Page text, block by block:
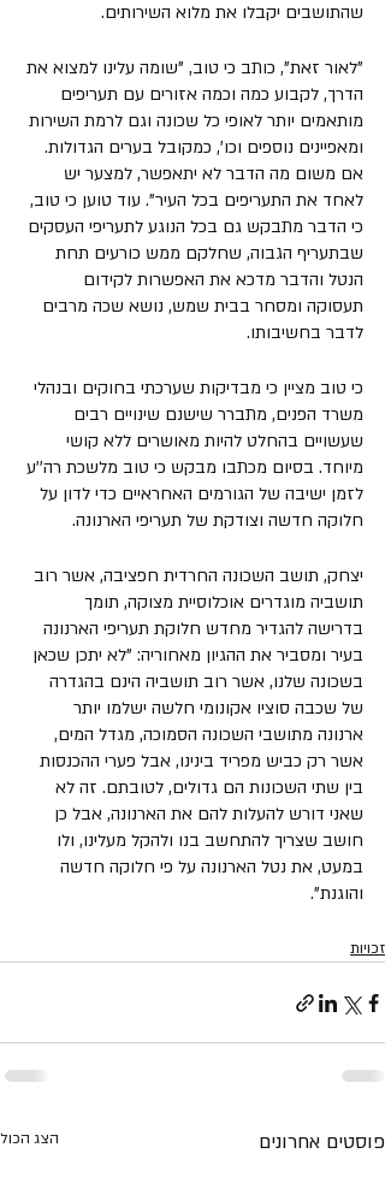
שהתושבים יקבלו את מלוא השירותים.
"לאור זאת", כותב כי טוב, "שומה עלינו למצוא את
הדרך, לקבוע כמה וכמה אזורים עם תעריפים
מותאמים יותר לאופי כל שכונה וגם לרמת השירות
ומאפיינים נוספים וכו', כמקובל בערים הגדולות.
אם משום מה הדבר לא יתאפשר, למצער יש
לאחד את התעריפים בכל העיר". עוד טוען כי טוב,
כי הדבר מתבקש גם בכל הנוגע לתעריפי העסקים
שבתעריף הגבוה, שחלקם ממש כורעים תחת
הנטל והדבר מדכא את האפשרות לקידום
תעסוקה ומסחר בבית שמש, נושא שכה מרבים
לדבר בחשיבותו.
כי טוב מציין כי מבדיקות שערכתי בחוקים ובנהלי
משרד הפנים, מתברר שישנם שינויים רבים
שעשויים בהחלט להיות מאושרים ללא קושי
מיוחד. בסיום מכתבו מבקש כי טוב מלשכת רה''ע
לזמן ישיבה של הגורמים האחראיים כדי לדון על
חלוקה חדשה וצודקת של תעריפי הארנונה.
יצחק, תושב השכונה החרדית חפציבה, אשר רוב
תושביה מוגדרים אוכלוסיית מצוקה, תומך
בדרישה להגדיר מחדש חלוקת תעריפי הארנונה
בעיר ומסביר את ההגיון מאחוריה: "לא יתכן שכאן
בשכונה שלנו, אשר רוב תושביה הינם בהגדרה
של שכבה סוציו אקונומי חלשה ישלמו יותר
ארנונה מתושבי השכונה הסמוכה, מגדל המים,
אשר רק כביש מפריד בינינו, אבל פערי ההכנסות
בין שתי השכונות הם גדולים, לטובתם. זה לא
שאני דורש להעלות להם את הארנונה, אבל כן
חושב שצריך להתחשב בנו ולהקל מעלינו, ולו
במעט, את נטל הארנונה על פי חלוקה חדשה
והוגנת".
זכויות
פוסטים אחרונים הצג הכול